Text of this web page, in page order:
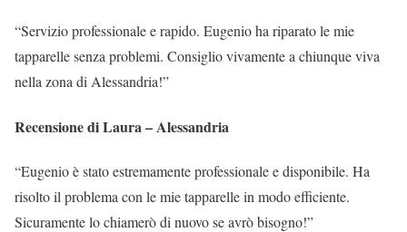
“Servizio professionale e rapido. Eugenio ha riparato le mie
tapparelle senza problemi. Consiglio vivamente a chiunque viva
nella zona di Alessandria!”
Recensione di Laura – Alessandria
“Eugenio è stato estremamente professionale e disponibile. Ha
risolto il problema con le mie tapparelle in modo efficiente.
Sicuramente lo chiamerò di nuovo se avrò bisogno!”